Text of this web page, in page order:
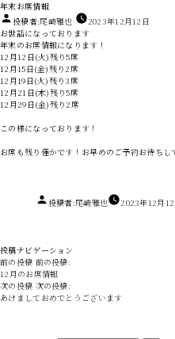
年末お席情報
投稿者:尾崎雅也
2023年12月12日
お世話になっております
年末のお席情報になります！
12月12日(火)残り5席
12月15日(金)残り2席
12月19日(火)残り3席
12月21日(木)残り5席
12月29日(金)残り2席
この様になっております！
お席も残り僅かです！お早めのご予約お待ちし
投稿者:尾崎雅也 2023年12月
投稿ナビゲーション
前の投稿 前の投稿:
12月のお席情報
次の投稿 次の投稿:
あけましておめでとうございます